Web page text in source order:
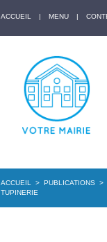
ACCUEIL | MENU |
ACCUEIL > PUBLICATIONS >
TUPINERIE